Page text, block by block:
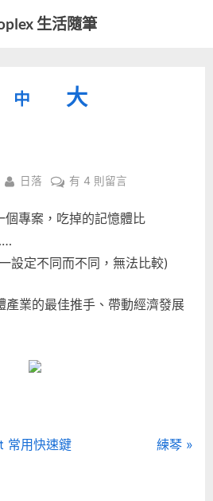
生活隨筆
小。
中
重
型
大
大
字
型
By
日落
在
屌
有 4 則留言
專案，吃掉的記憶體比
設定不同而不同，無法比較)
業的最佳推手、帶動經濟發展
常用快速鍵
N
練琴